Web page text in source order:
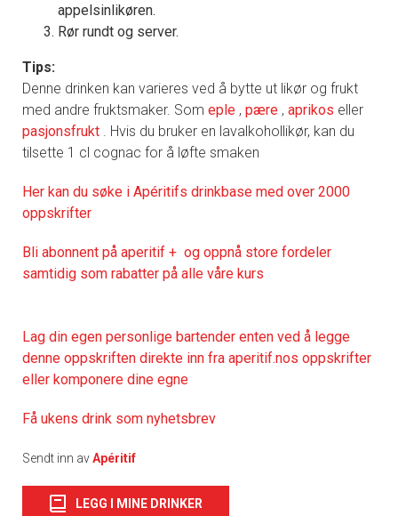
appelsinlikøren.
Rør rundt og server.
Tips:
Denne drinken kan varieres ved å bytte ut likør og frukt
med andre fruktsmaker. Som eple , pære , aprikos eller
pasjonsfrukt . Hvis du bruker en lavalkohollikør, kan du
tilsette 1 cl cognac for å løfte smaken
Her kan du søke i Apéritifs drinkbase med over 2000
oppskrifter
Bli abonnent på aperitif + og oppnå store fordeler
samtidig som rabatter på alle våre kurs
Lag din egen personlige bartender enten ved å legge
denne oppskriften direkte inn fra aperitif.nos oppskrifter
eller komponere dine egne
Få ukens drink som nyhetsbrev
Sendt inn avApéritif
LEGG I MINE DRINKER